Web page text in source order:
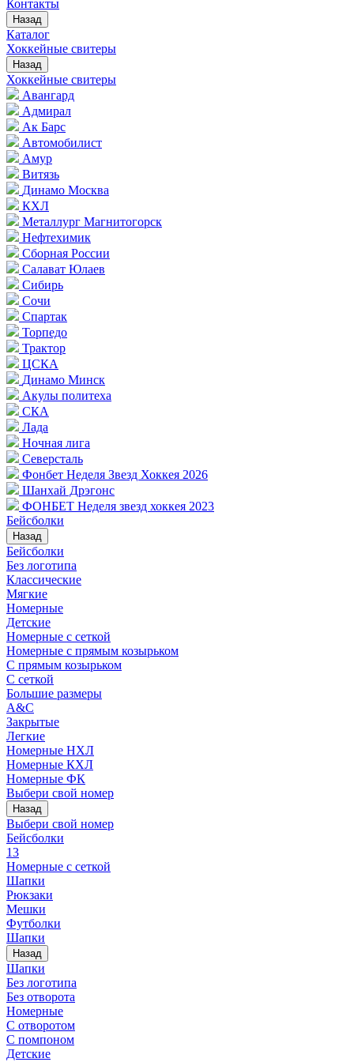
Контакты
Назад
Каталог
Хоккейные свитеры
Назад
Хоккейные свитеры
Авангард
Адмирал
Ак Барс
Автомобилист
Амур
Витязь
Динамо Москва
КХЛ
Металлург Магнитогорск
Нефтехимик
Сборная России
Салават Юлаев
Сибирь
Сочи
Спартак
Торпедо
Трактор
ЦСКА
Динамо Минск
Акулы политеха
СКА
Лада
Ночная лига
Северсталь
Фонбет Неделя Звезд Хоккея 2026
Шанхай Дрэгонс
ФОНБЕТ Неделя звезд хоккея 2023
Бейсболки
Назад
Бейсболки
Без логотипа
Классические
Мягкие
Номерные
Детские
Номерные с сеткой
Номерные с прямым козырьком
С прямым козырьком
С сеткой
Большие размеры
A&C
Закрытые
Легкие
Номерные НХЛ
Номерные КХЛ
Номерные ФК
Выбери свой номер
Назад
Выбери свой номер
Бейсболки
13
Номерные с сеткой
Шапки
Рюкзаки
Мешки
Футболки
Шапки
Назад
Шапки
Без логотипа
Без отворота
Номерные
С отворотом
С помпоном
Детские